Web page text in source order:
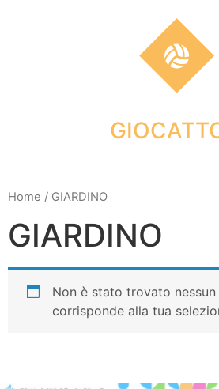
Home / GIARDINO
GIARDINO
Non è stato trovato
corrisponde alla tua